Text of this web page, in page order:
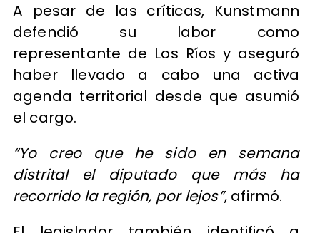
A pesar de las críticas, Kunstmann
defendió su labor como
representante de Los Ríos y aseguró
haber llevado a cabo una activa
agenda territorial desde que asumió
el cargo.
“Yo creo que he sido en semana
distrital el diputado que más ha
recorrido la región, por lejos”, afirmó.